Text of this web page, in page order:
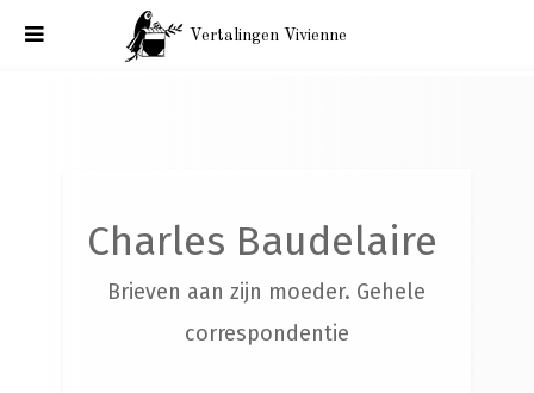
Vertalingen Vivienne
Charles Baudelaire
Brieven aan zijn moeder. Gehele
correspondentie